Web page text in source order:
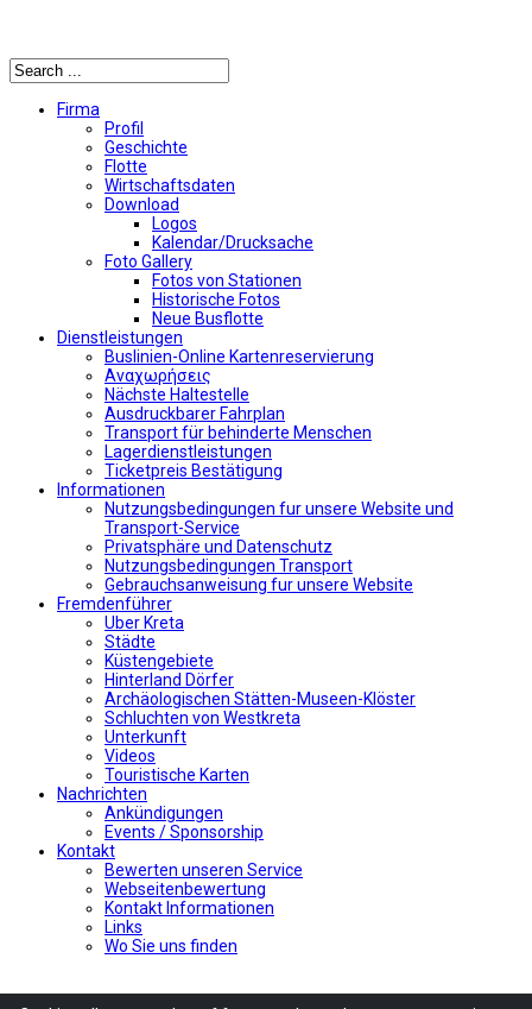
Firma
Profil
Geschichte
Flotte
Wirtschaftsdaten
Download
Logos
Kalendar/Drucksache
Foto Gallery
Fotos von Stationen
Historische Fotos
Neue Busflotte
Dienstleistungen
Buslinien-Online Kartenreservierung
Αναχωρήσεις
Nächste Haltestelle
Αusdruckbarer Fahrplan
Transport für behinderte Menschen
Lagerdienstleistungen
Ticketpreis Bestätigung
Informationen
Nutzungsbedingungen fur unsere Website und
Transport-Service
Privatsphäre und Datenschutz
Nutzungsbedingungen Transport
Gebrauchsanweisung fur unsere Website
Fremdenführer
Uber Kreta
Städte
Küstengebiete
Hinterland Dörfer
Archäologischen Stätten-Museen-Klöster
Schluchten von Westkreta
Unterkunft
Videos
Touristische Karten
Nachrichten
Ankündigungen
Events / Sponsorship
Kontakt
Bewerten unseren Service
Webseitenbewertung
Kontakt Informationen
Links
Wo Sie uns finden